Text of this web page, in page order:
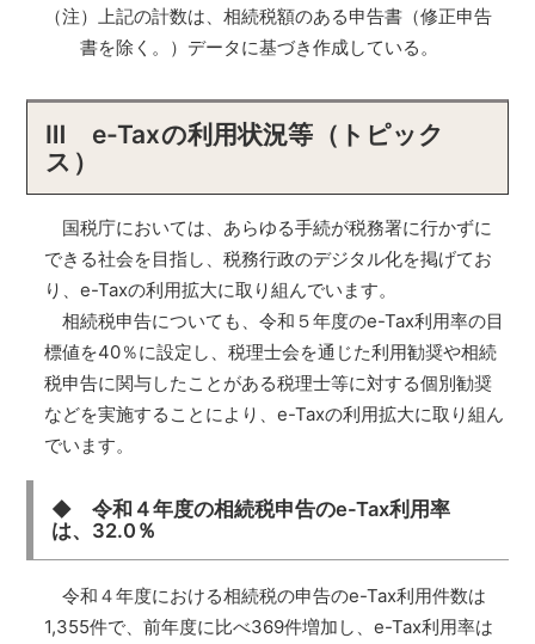
（注）上記の計数は、相続税額のある申告書（修正申告
書を除く。）データに基づき作成している。
Ⅲ e-Taxの利用状況等（トピック
ス）
国税庁においては、あらゆる手続が税務署に行かずに
できる社会を目指し、税務行政のデジタル化を掲げてお
り、e-Taxの利用拡大に取り組んでいます。
相続税申告についても、令和５年度のe-Tax利用率の目
標値を40％に設定し、税理士会を通じた利用勧奨や相続
税申告に関与したことがある税理士等に対する個別勧奨
などを実施することにより、e-Taxの利用拡大に取り組ん
でいます。
◆ 令和４年度の相続税申告のe-Tax利用率
は、32.0％
令和４年度における相続税の申告のe-Tax利用件数は
1,355件で、前年度に比べ369件増加し、e-Tax利用率は